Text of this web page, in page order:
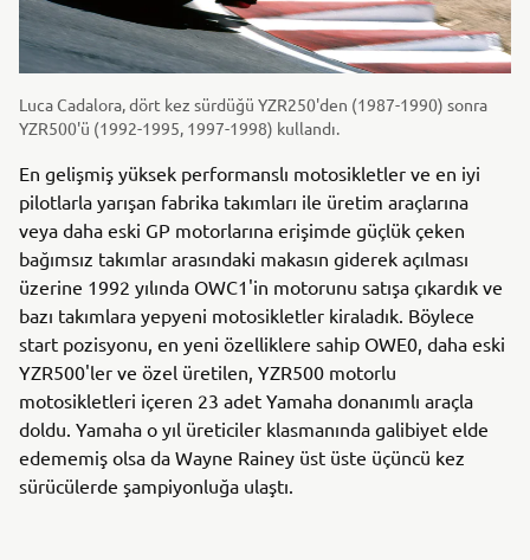
Luca Cadalora, dört kez sürdüğü YZR250'den (1987-1990) sonra
YZR500'ü (1992-1995, 1997-1998) kullandı.
En gelişmiş yüksek performanslı motosikletler ve en iyi
pilotlarla yarışan fabrika takımları ile üretim araçlarına
veya daha eski GP motorlarına erişimde güçlük çeken
bağımsız takımlar arasındaki makasın giderek açılması
üzerine 1992 yılında OWC1'in motorunu satışa çıkardık ve
bazı takımlara yepyeni motosikletler kiraladık. Böylece
start pozisyonu, en yeni özelliklere sahip OWE0, daha eski
YZR500'ler ve özel üretilen, YZR500 motorlu
motosikletleri içeren 23 adet Yamaha donanımlı araçla
doldu. Yamaha o yıl üreticiler klasmanında galibiyet elde
edememiş olsa da Wayne Rainey üst üste üçüncü kez
sürücülerde şampiyonluğa ulaştı.